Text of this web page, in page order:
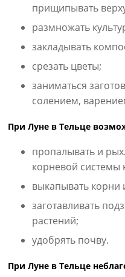
прищипывать
размножать
закладывать
срезать цветы;
заниматься
солением,
При Луне в Тельце
пропалывать и
корневой системы
выкапывать корни
заготавливать
растений;
удобрять почву.
При Луне в Тельце